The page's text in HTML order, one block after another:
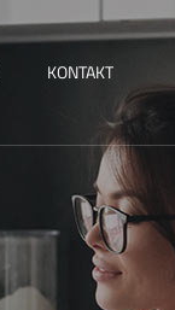
KONTAKT